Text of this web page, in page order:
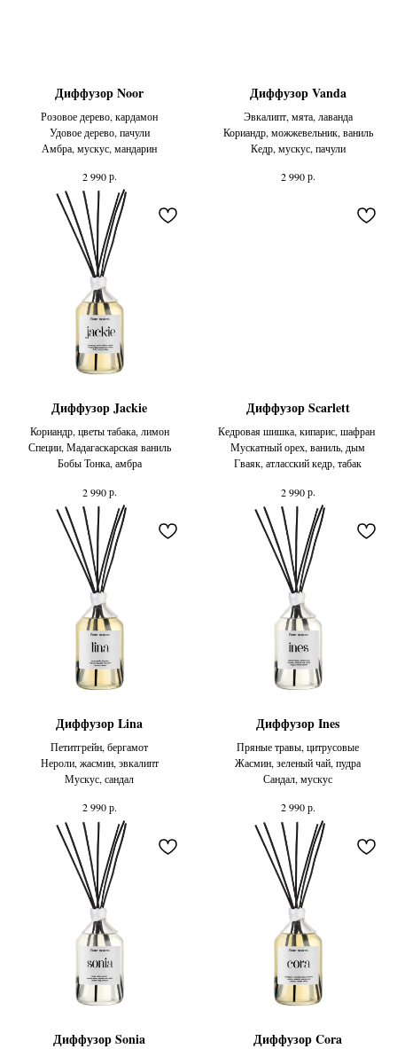
Диффузор Noor
Розовое дерево, кардамон
Удовое дерево, пачули
Амбра, мускус, мандарин
2 990 р.
Диффузор Vanda
Эвкалипт, мята, лаванда
Кориандр, можжевельник, ваниль
Кедр, мускус, пачули
2 990 р.
Диффузор Jackie
Кориандр, цветы табака, лимон
Специи, Мадагаскарская ваниль
Бобы Тонка, амбра
2 990 р.
Диффузор Scarlett
Кедровая шишка, кипарис, шафран
Мускатный орех, ваниль, дым​
Гваяк, атласский кедр, табак​
2 990 р.
Диффузор Lina
Петитгрейн, бергамот
Нероли, жасмин, эвкалипт
Мускус, сандал
2 990 р.
Диффузор Ines
Пряные травы, цитрусовые
Жасмин, зеленый чай, пудра
Сандал, мускус
2 990 р.
Диффузор Sonia Диффузор Cora